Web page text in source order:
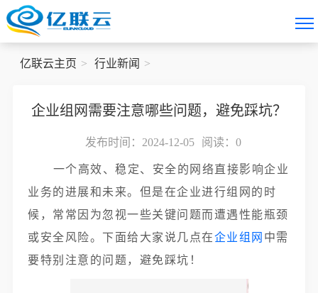
亿联云主页 行业新闻
企业组网需要注意哪些问题，避免踩坑？
发布时间：2024-12-05 阅读： 0
一个高效、稳定、安全的网络直接影响企业
业务的进展和未来。但是在企业进行组网的时
候，常常因为忽视一些关键问题而遭遇性能瓶颈
或安全风险。下面给大家说几点在企业组网 中需
要特别注意的问题，避免踩坑！